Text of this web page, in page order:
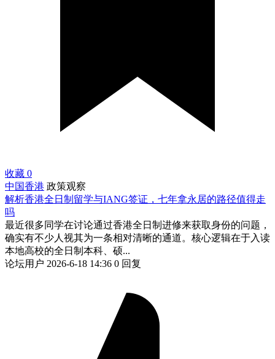
收藏 0
中国香港 政策观察
解析香港全日制留学与IANG签证，七年拿永居的路径值得走
吗
最近很多同学在讨论通过香港全日制进修来获取身份的问题，
确实有不少人视其为一条相对清晰的通道。核心逻辑在于入读
本地高校的全日制本科、硕...
论坛用户 2026-6-18 14:36 0 回复